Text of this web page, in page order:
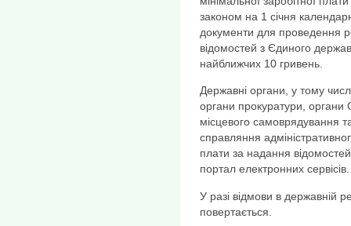
законом на 1 січня
документи для проведення
відомостей з Єдиного
найближчих 10 гривень.
Державні органи, у тому
органи прокуратури, органи
місцевого самоврядування
справляння
плати за надання
портал електронних сервісів.
У разі відмови в державній
повертається.